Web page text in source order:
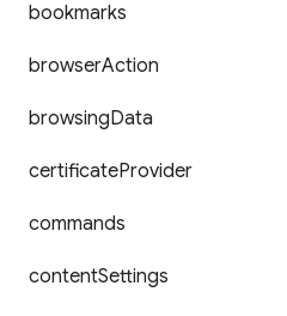
bookmarks
browserAction
browsingData
certificateProvider
commands
contentSettings